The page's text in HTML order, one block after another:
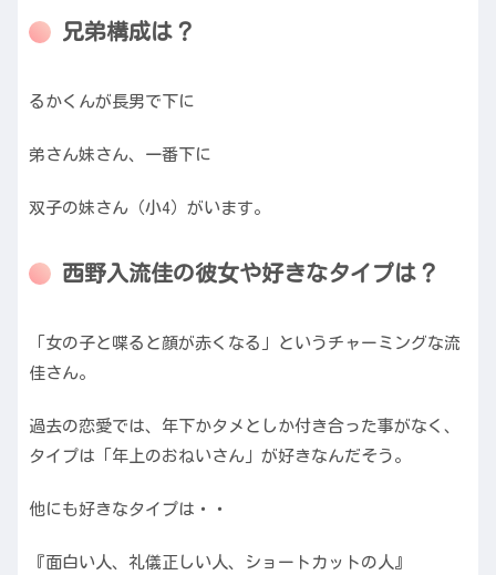
兄弟構成は？
るかくんが長男で下に
弟さん妹さん、一番下に
双子の妹さん（小4）がいます。
西野入流佳の彼女や好きなタイプは？
「女の子と喋ると顔が赤くなる」というチャーミングな流
佳さん。
過去の恋愛では、年下かタメとしか付き合った事がなく、
タイプは「年上のおねいさん」が好きなんだそう。
他にも好きなタイプは・・
『面白い人、礼儀正しい人、ショートカットの人』